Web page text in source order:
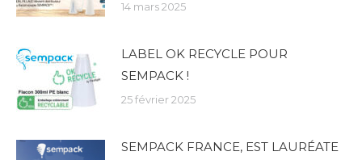
14 mars 2025
LABEL OK RECYCLE POUR
SEMPACK !
25 février 2025
SEMPACK FRANCE, EST LAURÉATE